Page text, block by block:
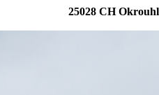
25028 CH